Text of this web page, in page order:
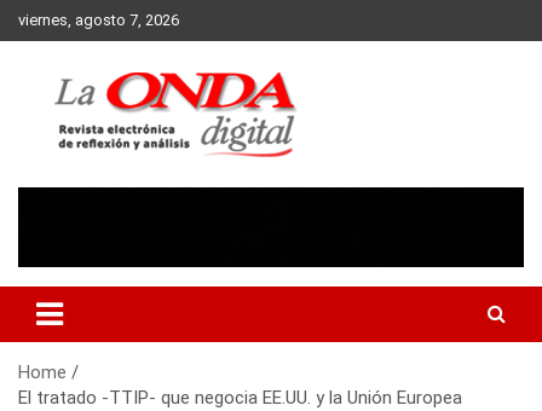
Skip
to
viernes, agosto 7, 2026
Home
El tratado -TTIP- que negocia EE.UU. y la Unión Europea